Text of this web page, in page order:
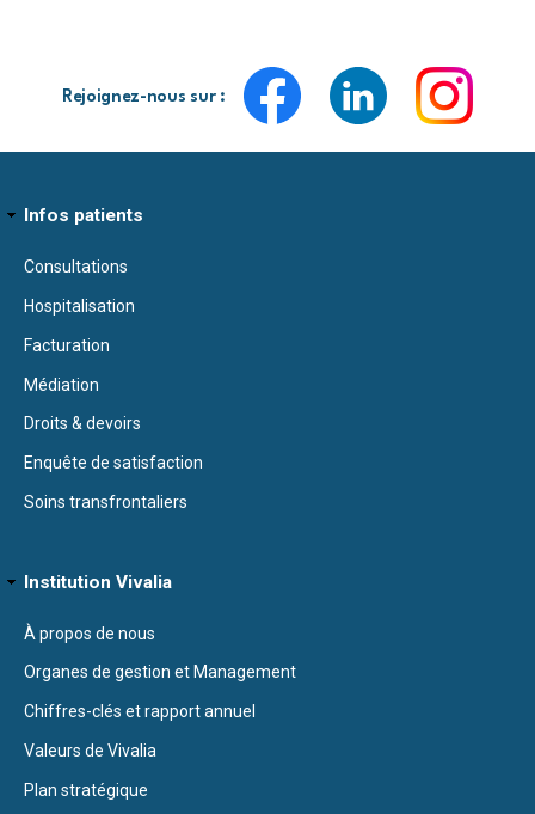
Rejoignez-nous sur :
Infos patients
Consultations
Hospitalisation
Facturation
Médiation
Droits & devoirs
Enquête de satisfaction
Soins transfrontaliers
Institution Vivalia
À propos de nous
Organes de gestion et Management
Chiffres-clés et rapport annuel
Valeurs de Vivalia
Plan stratégique